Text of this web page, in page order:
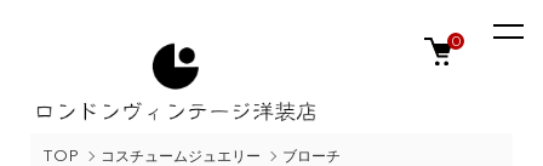
0
TOP コスチュームジュエリー ブローチ